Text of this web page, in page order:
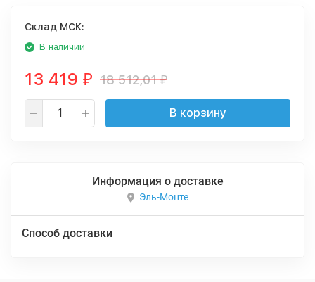
Cклад МСК:
В наличии
13 419 ₽ 18 512,01₽
В корзину
Информация о доставке
Эль-Монте
Способ доставки